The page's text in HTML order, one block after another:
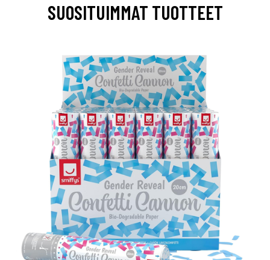
SUOSITUIMMAT TUOTTEET